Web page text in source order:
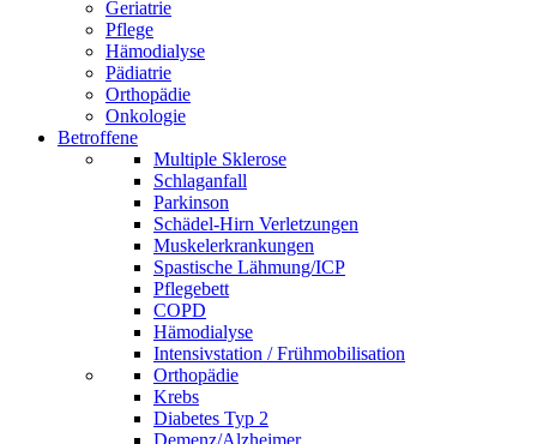
Geriatrie
Pflege
Hämodialyse
Pädiatrie
Orthopädie
Onkologie
Betroffene
Multiple Sklerose
Schlaganfall
Parkinson
Schädel-Hirn Verletzungen
Muskelerkrankungen
Spastische Lähmung/ICP
Pflegebett
COPD
Hämodialyse
Intensivstation / Frühmobilisation
Orthopädie
Krebs
Diabetes Typ 2
Demenz/Alzheimer